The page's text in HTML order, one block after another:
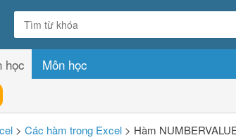
học Môn học
> Các hàm trong Excel > Hàm